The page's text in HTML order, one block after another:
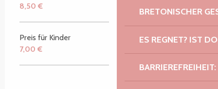
BRETONISCHER
ES REGNET? IST
8,50 €
Preis für Kinder
7,00 €